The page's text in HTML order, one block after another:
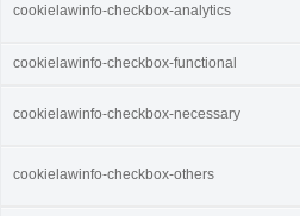
cookielawinfo-checkbox-analytics
cookielawinfo-checkbox-functional
cookielawinfo-checkbox-necessary
cookielawinfo-checkbox-others